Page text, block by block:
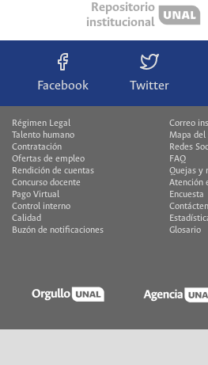
Repositorio
institucional
Facebook Twitter
Régimen Legal
Talento humano
Contratación
Ofertas de empleo
Rendición de cuentas
Concurso docente
Pago Virtual
Control interno
Calidad
Buzón de notificaciones
Correo
Mapa del
Redes
FAQ
Quejas y
Atención
Encuesta
Glosario